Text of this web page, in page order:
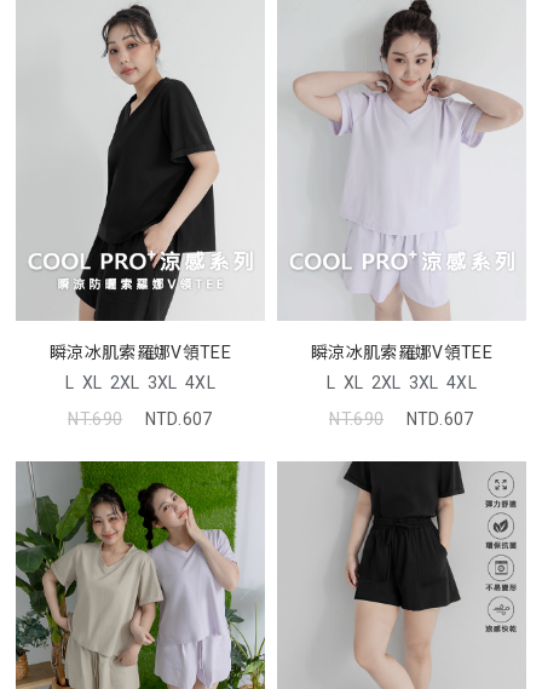
瞬涼冰肌索羅娜V領TEE
L XL 2XL 3XL 4XL
NT.690
NTD.607
瞬涼冰肌索羅娜V領TEE
L XL 2XL 3XL 4XL
NT.690
NTD.607